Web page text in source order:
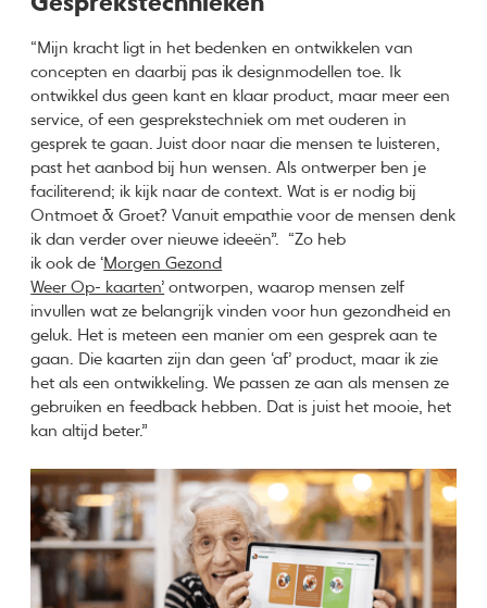
Gesprekstechnieken
“Mijn kracht ligt in het bedenken en ontwikkelen van
concepten en daarbij pas ik designmodellen toe. Ik
ontwikkel dus geen kant en klaar product, maar meer een
service, of een gesprekstechniek om met ouderen in
gesprek te gaan. Juist door naar die mensen te luisteren,
past het aanbod bij hun wensen. Als ontwerper ben je
faciliterend; ik kijk naar de context. Wat is er nodig bij
Ontmoet & Groet? Vanuit empathie voor de mensen denk
ik dan verder over nieuwe ideeën”. “Zo heb
ik ook de ‘Morgen Gezond
Weer Op- kaarten’ ontworpen, waarop mensen zelf
invullen wat ze belangrijk vinden voor hun gezondheid en
geluk. Het is meteen een manier om een gesprek aan te
gaan. Die kaarten zijn dan geen ‘af’ product, maar ik zie
het als een ontwikkeling. We passen ze aan als mensen ze
gebruiken en feedback hebben. Dat is juist het mooie, het
kan altijd beter.”